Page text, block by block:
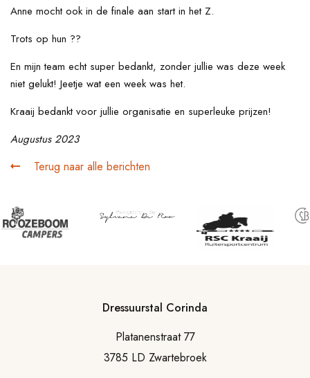
Anne mocht ook in de finale aan start in het Z.
Trots op hun ??
En mijn team echt super bedankt, zonder jullie was deze week
niet gelukt! Jeetje wat een week was het.
Kraaij bedankt voor jullie organisatie en superleuke prijzen!
Augustus 2023
Terug naar alle berichten
Dressuurstal Corinda
Platanenstraat 77
3785 LD Zwartebroek